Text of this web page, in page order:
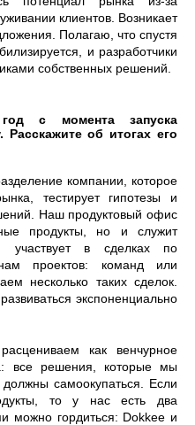
клиентов. Возникает
Полагаю, что спустя
и разработчики
собственных решений.
с момента запуска
об итогах его
компании, которое
тестирует гипотезы и
Наш продуктовый офис
продукты, но и служит
участвует в сделках по
проектов: команд или
несколько таких сделок.
экспоненциально
как венчурное
все решения, которые мы
самоокупаться. Если
то у нас есть два
можно гордиться: Dokkee и